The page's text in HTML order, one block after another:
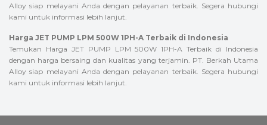
Alloy siap melayani Anda dengan pelayanan terbaik. Segera hubungi
kami untuk informasi lebih lanjut.
Harga JET PUMP LPM 500W 1PH-A Terbaik di Indonesia
Temukan Harga JET PUMP LPM 500W 1PH-A Terbaik di Indonesia
dengan harga bersaing dan kualitas yang terjamin. PT. Berkah Utama
Alloy siap melayani Anda dengan pelayanan terbaik. Segera hubungi
kami untuk informasi lebih lanjut.